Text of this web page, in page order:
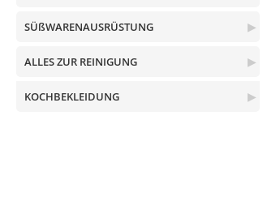
▶
SÜßWARENAUSRÜSTUNG
▶
ALLES ZUR REINIGUNG
▶
KOCHBEKLEIDUNG